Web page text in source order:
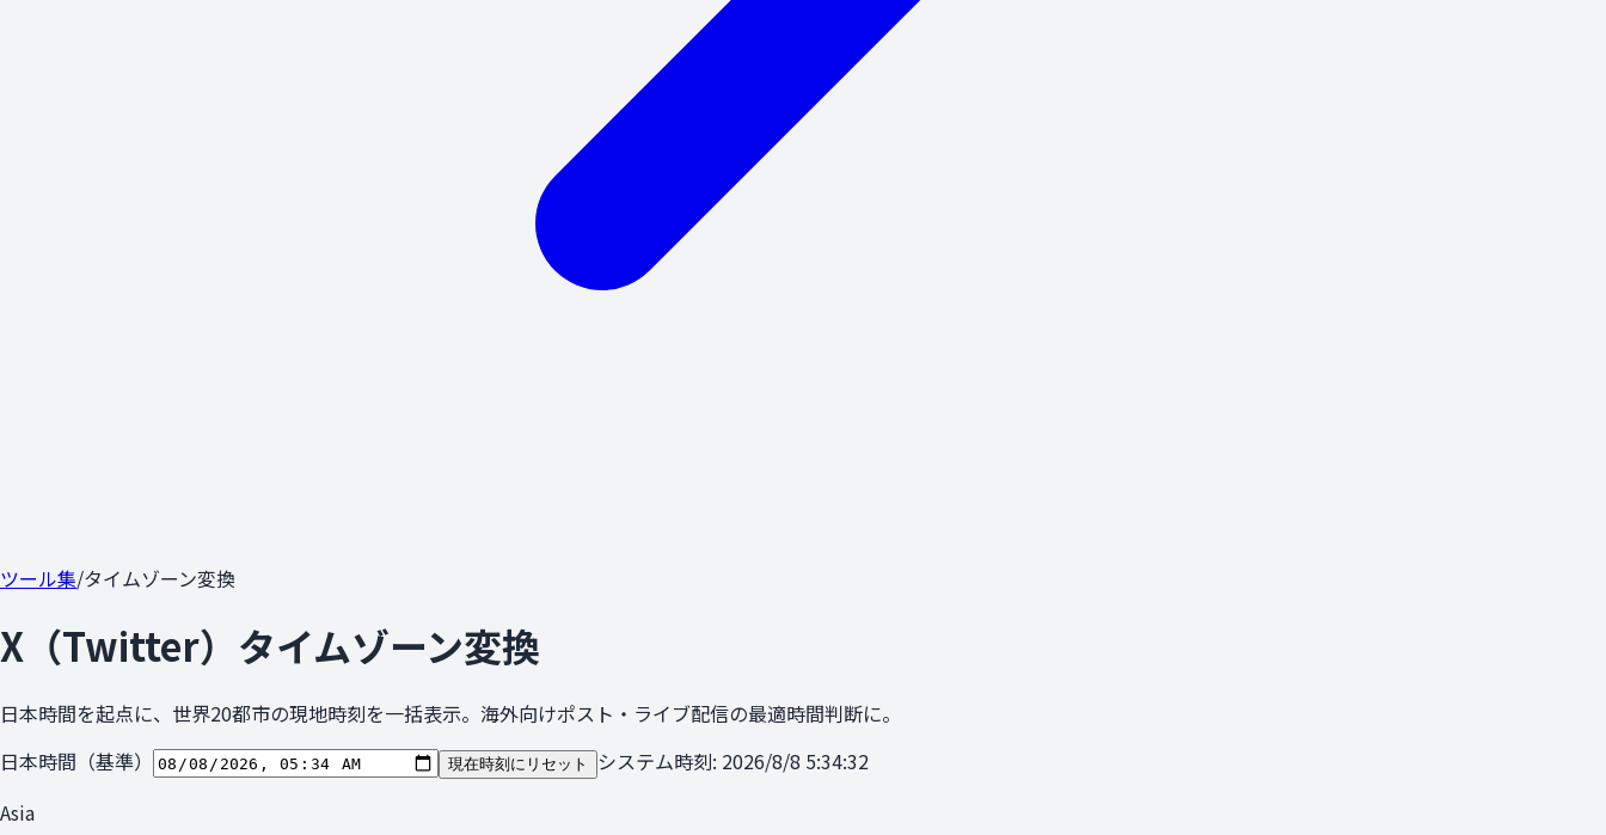
ツール集/タイムゾーン変換
X（Twitter）タイムゾーン変換
日本時間を起点に、世界20都市の現地時刻を一括表示。海外向けポスト・ライブ配信の最適時間判断に。
日本時間（基準）
現在時刻にリセット システム時刻: 2026/8/8 5:34:32
Asia